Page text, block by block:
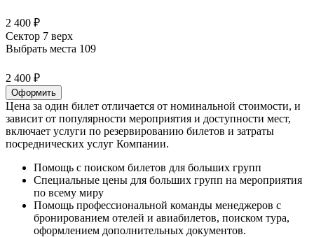
2 400 ₽
Сектор 7 верх
Выбрать места 109
2 400 ₽
Оформить
Цена за один билет отличается от номинальной стоимости, и
зависит от популярности мероприятия и доступности мест,
включает услуги по резервированию билетов и затраты
посреднических услуг Компании.
Помощь с поиском билетов для больших групп
Специальные цены для больших групп на мероприятия
по всему миру
Помощь профессиональной команды менеджеров с
бронированием отелей и авиабилетов, поиском тура,
оформлением дополнительных документов.